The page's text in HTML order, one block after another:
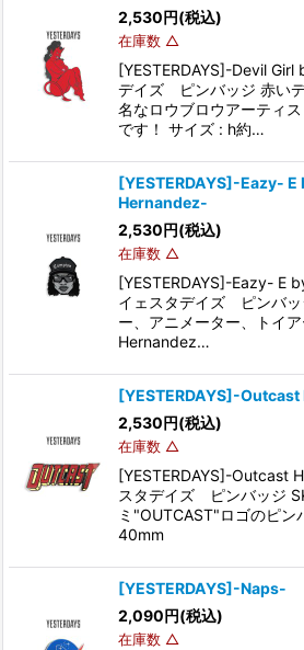
2,530円(税込)
在庫数 △
[YESTERDAYS]-Devil Girl
デイズ ピンバッジ 赤い
名なロウブロウアーティ
です！ サイズ : h約…
[YESTERDAYS]-Eazy- E
Hernandez-
2,530円(税込)
在庫数 △
[YESTERDAYS]-Eazy- E
イェスタデイズ ピンバッ
ー、アニメーター、トイ
Hernandez…
[YESTERDAYS]-
2,530円(税込)
在庫数 △
[YESTERDAYS]-Outcast
スタデイズ ピンバッジ
ミ"OUTCAST"ロゴのピン
40mm
[YESTERDAYS]-Naps-
2,090円(税込)
在庫数 △